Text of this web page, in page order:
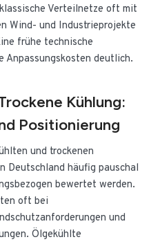
Verteilnetze oft mit
Wind- und Industrieprojekte
frühe technische
Anpassungskosten deutlich.
Kühlung:
Positionierung
und trockenen
Deutschland häufig pauschal
bewertet werden.
oft bei
und
Ölgekühlte